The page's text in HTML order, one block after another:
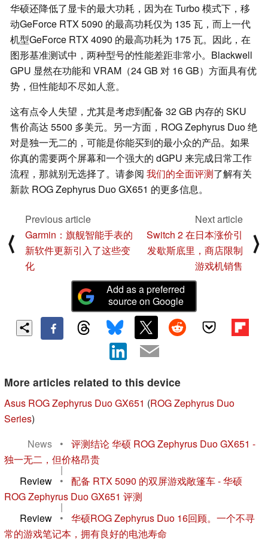
华硕还降低了显卡的最大功耗，因为在 Turbo 模式下，移
动GeForce RTX 5090 的最高功耗仅为 135 瓦，而上一代
机型GeForce RTX 4090 的最高功耗为 175 瓦。因此，在
图形基准测试中，两种型号的性能差距非常小。Blackwell
GPU 显然在功能和 VRAM（24 GB 对 16 GB）方面具有优
势，但性能却不尽如人意。
这有点令人失望，尤其是考虑到配备 32 GB 内存的 SKU
售价高达 5500 多美元。另一方面，ROG Zephyrus Duo 绝
对是独一无二的，可能是你能买到的最小众的产品。如果
你真的需要两个屏幕和一个强大的 dGPU 来完成日常工作
流程，那就别无选择了。请参阅 我们的全面评测了解有关
新款 ROG Zephyrus Duo GX651 的更多信息。
⟨
Previous article
Garmin：旗舰智能手表的
新软件更新引入了这些变
化
Next article
Switch 2 在日本涨价引
发歇斯底里，商店限制
游戏机销售
⟩
Add as a preferred
source on Google
More articles related to this device
Asus ROG Zephyrus Duo GX651 (ROG Zephyrus Duo
Series)
News
•
评测结论 华硕 ROG Zephyrus Duo GX651 -
独一无二，但价格昂贵
|
Review
•
配备 RTX 5090 的双屏游戏敞篷车 - 华硕
ROG Zephyrus Duo GX651 评测
|
Review
•
华硕ROG Zephyrus Duo 16回顾。一个不寻
常的游戏笔记本，拥有良好的电池寿命